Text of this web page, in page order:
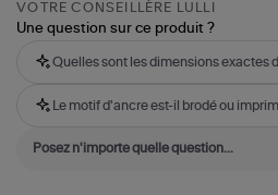
VOTRE CONSEILLÈRE LULLI
Une question sur ce produit ?
Quelles sont les dimensions exactes
Le motif d'ancre est-il brodé ou